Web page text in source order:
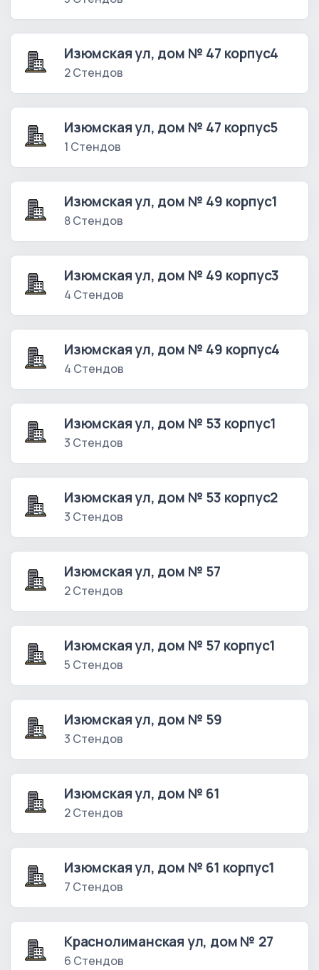
Изюмская ул, дом № 47 корпус4
2 Стендов
Изюмская ул, дом № 47 корпус5
1 Стендов
Изюмская ул, дом № 49 корпус1
8 Стендов
Изюмская ул, дом № 49 корпус3
4 Стендов
Изюмская ул, дом № 49 корпус4
4 Стендов
Изюмская ул, дом № 53 корпус1
3 Стендов
Изюмская ул, дом № 53 корпус2
3 Стендов
Изюмская ул, дом № 57
2 Стендов
Изюмская ул, дом № 57 корпус1
5 Стендов
Изюмская ул, дом № 59
3 Стендов
Изюмская ул, дом № 61
2 Стендов
Изюмская ул, дом № 61 корпус1
7 Стендов
Краснолиманская ул, дом № 27
6 Стендов